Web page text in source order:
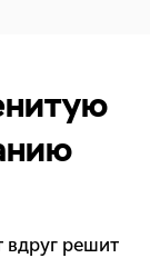
вдруг решит